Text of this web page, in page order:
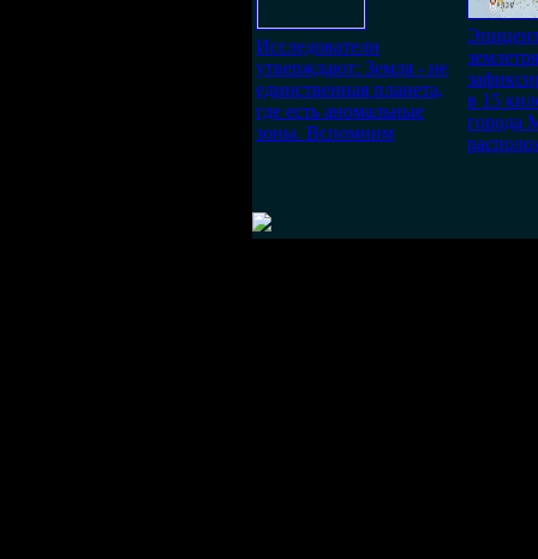
Исследователи
утверждают: Земля - не
единственная планета,
где есть аномальные
зоны. Вспомним
в 15
города